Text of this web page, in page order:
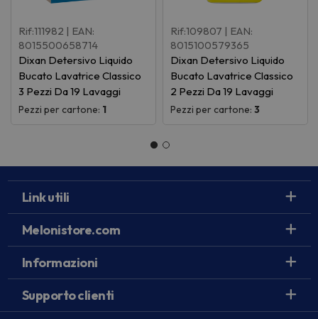
Rif:111982 | EAN:
8015500658714
Dixan Detersivo Liquido
Bucato Lavatrice Classico
3 Pezzi Da 19 Lavaggi
Pezzi per cartone: 1
Rif:109807 | EAN:
8015100579365
Dixan Detersivo Liquido
Bucato Lavatrice Classico
2 Pezzi Da 19 Lavaggi
Pezzi per cartone:3
Link utili
Melonistore.com
Informazioni
Supporto clienti